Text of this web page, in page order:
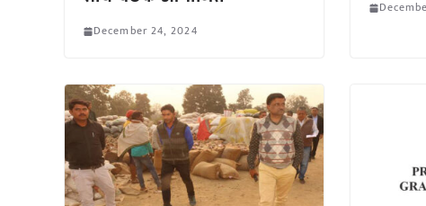
December 24, 2024